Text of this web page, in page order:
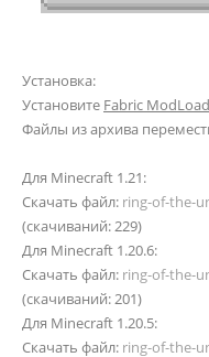
Установка:
Установите Fabric
Файлы из архива
Для Minecraft 1.21:
Скачать файл: ring-of-the-
(cкачиваний: 229)
Для Minecraft 1.20.6:
Скачать файл: ring-of-the-
(cкачиваний: 201)
Для Minecraft 1.20.5:
Скачать файл: ring-of-the-